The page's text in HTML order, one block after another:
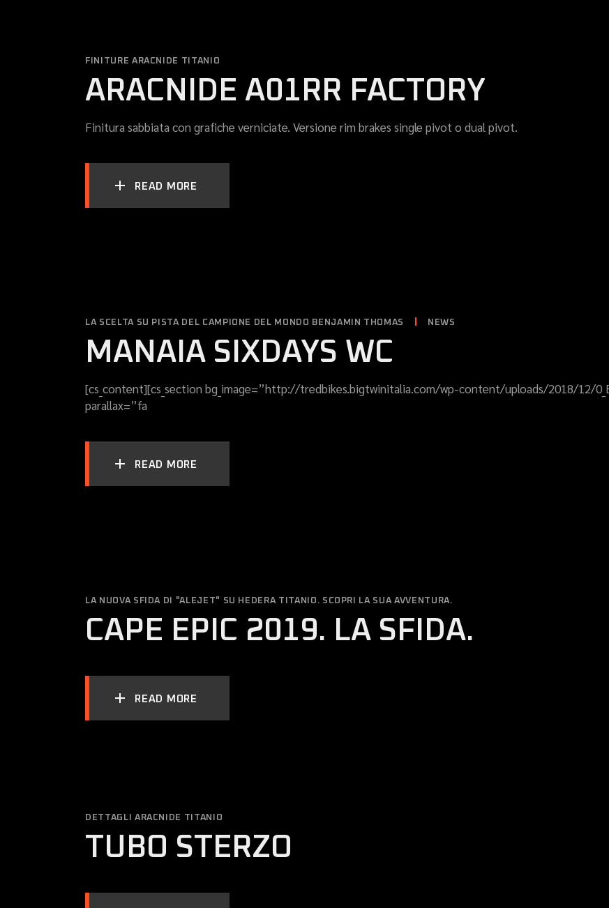
FINITURE ARACNIDE TITANIO
ARACNIDE A01RR FACTORY
Finitura sabbiata con grafiche verniciate. Versione rim brakes single pivot o dual pivot.
READ MORE
LA SCELTA SU PISTA DEL CAMPIONE DEL MONDO BENJAMIN THOMAS NEWS
MANAIA SIXDAYS WC
[cs_content][cs_section bg_image=”http://tredbikes.bigtwinitalia.com/wp-content/uploads/2018/12/
parallax=”fa
READ MORE
LA NUOVA SFIDA DI "ALEJET" SU HEDERA TITANIO. SCOPRI LA SUA AVVENTURA.
CAPE EPIC 2019. LA SFIDA.
READ MORE
DETTAGLI ARACNIDE TITANIO
TUBO STERZO